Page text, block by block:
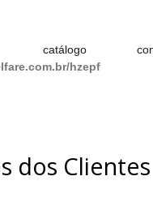
catálogo
hzepf
dos Clientes